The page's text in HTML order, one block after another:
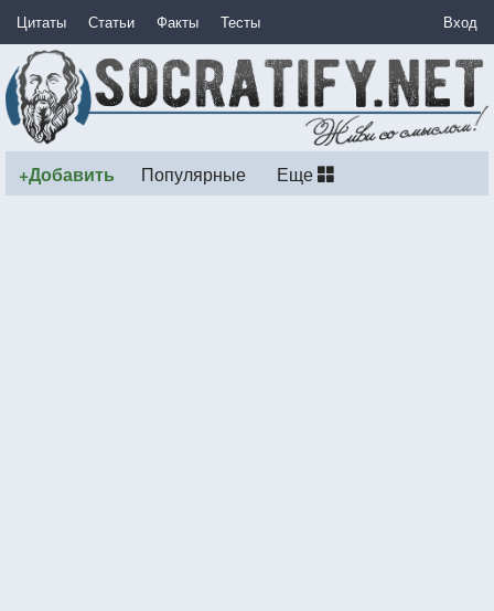
Цитаты Статьи Факты Тесты Вход
+Добавить Популярные Еще